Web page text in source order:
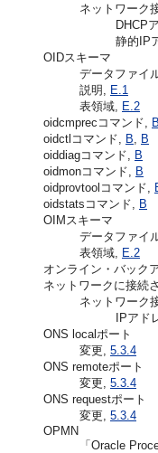
ネットワーク
DHCP
静的IP
OIDスキーマ
データファイ
説明,
E.1
表領域,
E.2
oidcmprecコマンド,
B
oidctlコマンド,
B
B
oiddiagコマンド,
B
oidmonコマンド,
B
oidprovtoolコマンド,
oidstatsコマンド,
B
OIMスキーマ
データファイ
表領域,
E.2
オンライン・バック
ネットワークに接続
ネットワーク
IPアド
ONS localポート
変更, 5.3.4
ONS remoteポート
変更, 5.3.4
ONS requestポート
変更, 5.3.4
OPMN
「Oracle